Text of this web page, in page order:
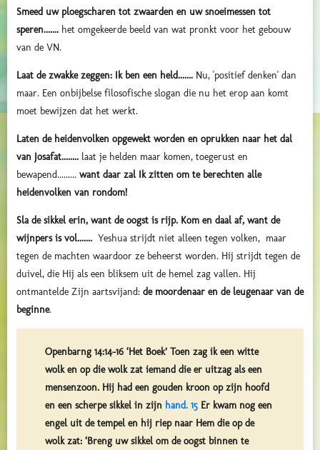
Smeed uw ploegscharen tot zwaarden en uw snoeimessen tot
speren....... het omgekeerde beeld van wat pronkt voor het gebouw
van de VN.
Laat de zwakke zeggen: Ik ben een held....... Nu, 'positief denken' dan
maar. Een onbijbelse filosofische slogan die nu het erop aan komt
moet bewijzen dat het werkt.
Laten de heidenvolken opgewekt worden en oprukken naar het dal
van Josafat........ laat je helden maar komen, toegerust en
bewapend......... want daar zal Ik zitten om te berechten alle
heidenvolken van rondom!
Sla de sikkel erin, want de oogst is rijp. Kom en daal af, want de
wijnpers is vol....... Yeshua strijdt niet alleen tegen volken, maar
tegen de machten waardoor ze beheerst worden. Hij strijdt tegen de
duivel, die Hij als een bliksem uit de hemel zag vallen. Hij
ontmantelde Zijn aartsvijand: de moordenaar en de leugenaar van de
beginne.
Openbarng 14:14-16 ‘Het Boek’ Toen zag ik een witte
wolk en op die wolk zat iemand die er uitzag als een
mensenzoon. Hij had een gouden kroon op zijn hoofd
en een scherpe sikkel in zijn hand. 15 Er kwam nog een
engel uit de tempel en hij riep naar Hem die op de
wolk zat: ‘Breng uw sikkel om de oogst binnen te